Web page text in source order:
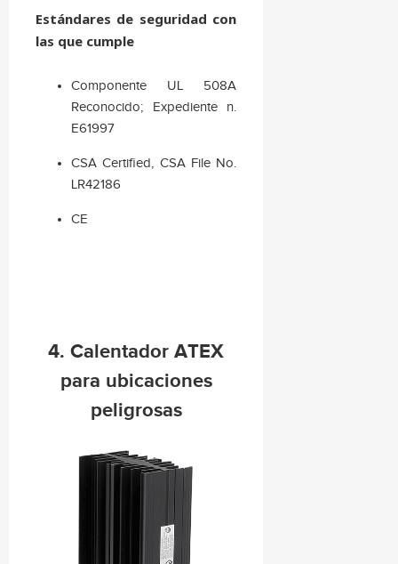
Estándares de seguridad con
las que cumple
Componente UL 508A
Reconocido; Expediente n.
E61997
CSA Certified, CSA File No.
LR42186
CE
4. Calentador ATEX
para ubicaciones
peligrosas